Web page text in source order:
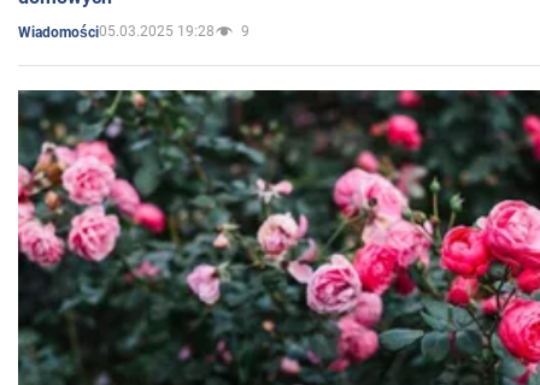
Wiadomości05.03.2025 19:28 9